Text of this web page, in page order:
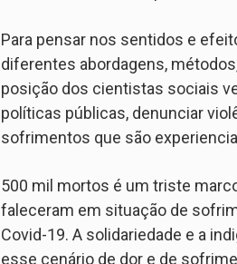
Para pensar nos sentidos e
diferentes abordagens,
posição dos cientistas sociais
políticas públicas, denunciar
sofrimentos que são
500 mil mortos é um triste
faleceram em situação de
Covid-19. A solidariedade e a
esse cenário de dor e de